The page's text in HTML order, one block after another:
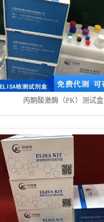
丙酮酸激酶（PK）测试盒